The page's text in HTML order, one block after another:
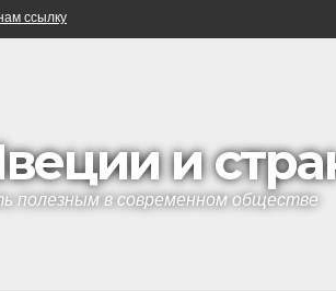
ссылку
и
полезным в современном обществе